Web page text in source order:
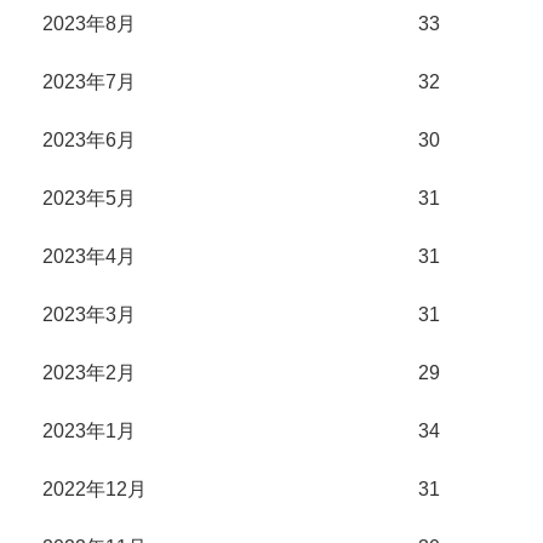
2023年8月 33
2023年7月 32
2023年6月 30
2023年5月 31
2023年4月 31
2023年3月 31
2023年2月 29
2023年1月 34
2022年12月 31